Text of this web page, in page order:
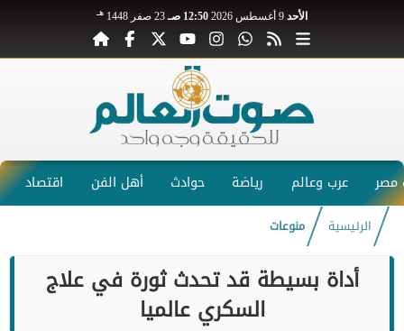
الأحد 12:50 صـ 23 صفر 1448 هـ
عرب وعالم رياضة حوادث أهل الفن اقتصاد
الرئيسية منوعات
أداة بسيطة قد تحدث ثورة في علاج
السكري عالميا